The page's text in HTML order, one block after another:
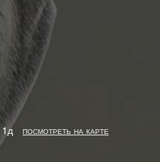
посмотреть на карте